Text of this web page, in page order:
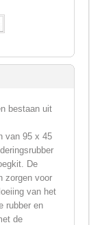
bestaan uit
van 95 x 45
De
zorgen voor
van het
rubber en
de